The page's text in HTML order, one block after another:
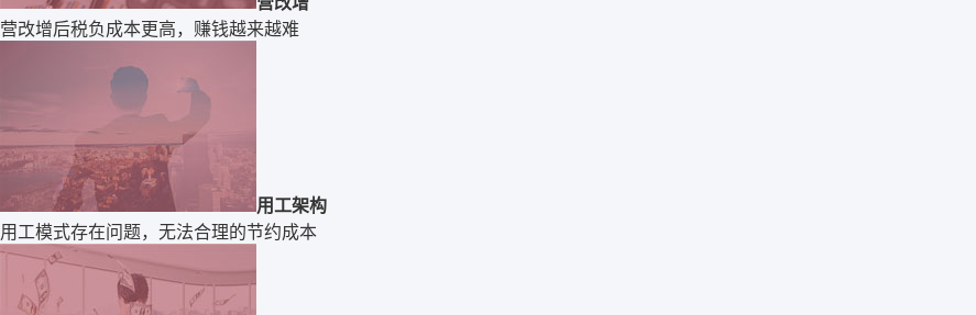
营改增后税负成本更高，赚钱越来越难
用工架构
用工模式存在问题，无法合理的节约成本